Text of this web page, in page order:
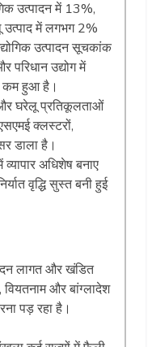
उत्पादन में 13%,
में लगभग 2%
उत्पादन सूचकांक
उद्योग में
कम हुआ है।
और घरेलू प्रतिकूलताओं
क्लस्टरों,
डाला है।
अधिशेष बनाए
वृद्धि सुस्त बनी हुई
लागत और खंडित
और बांग्लादेश
पड़ रहा है।